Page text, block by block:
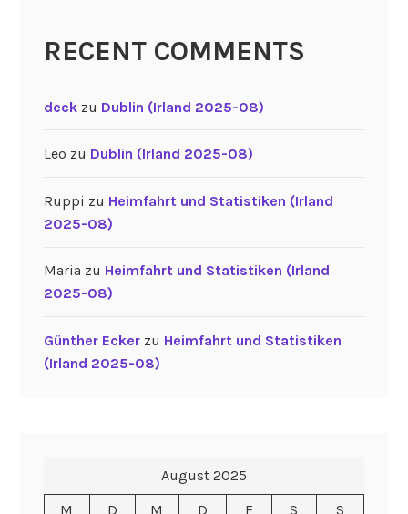
RECENT COMMENTS
deckzu Dublin (Irland 2025-08)
Leo zu Dublin (Irland 2025-08)
Ruppi zu Heimfahrt und Statistiken (Irland
2025-08)
Maria zu Heimfahrt und Statistiken (Irland
2025-08)
Günther Eckerzu Heimfahrt und Statistiken
(Irland 2025-08)
August 2025
M
D M D F S S